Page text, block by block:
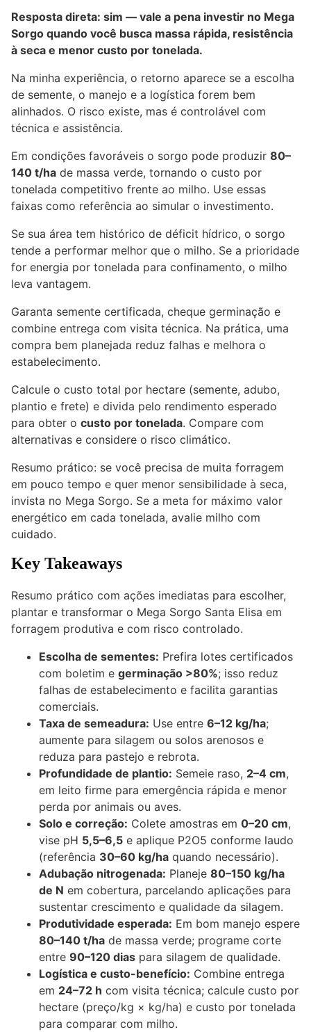
Resposta direta: sim — vale a pena investir no Mega
Sorgo quando você busca massa rápida, resistência
à seca e menor custo por tonelada.
Na minha experiência, o retorno aparece se a escolha
de semente, o manejo e a logística forem bem
alinhados. O risco existe, mas é controlável com
técnica e assistência.
Em condições favoráveis o sorgo pode produzir 80–
140 t/ha de massa verde, tornando o custo por
tonelada competitivo frente ao milho. Use essas
faixas como referência ao simular o investimento.
Se sua área tem histórico de déficit hídrico, o sorgo
tende a performar melhor que o milho. Se a prioridade
for energia por tonelada para confinamento, o milho
leva vantagem.
Garanta semente certificada, cheque germinação e
combine entrega com visita técnica. Na prática, uma
compra bem planejada reduz falhas e melhora o
estabelecimento.
Calcule o custo total por hectare (semente, adubo,
plantio e frete) e divida pelo rendimento esperado
para obter o custo por tonelada. Compare com
alternativas e considere o risco climático.
Resumo prático: se você precisa de muita forragem
em pouco tempo e quer menor sensibilidade à seca,
invista no Mega Sorgo. Se a meta for máximo valor
energético em cada tonelada, avalie milho com
cuidado.
Key Takeaways
Resumo prático com ações imediatas para escolher,
plantar e transformar o Mega Sorgo Santa Elisa em
forragem produtiva e com risco controlado.
Escolha de sementes: Prefira lotes certificados
com boletim e germinação >80%; isso reduz
falhas de estabelecimento e facilita garantias
comerciais.
Taxa de semeadura: Use entre 6–12 kg/ha;
aumente para silagem ou solos arenosos e
reduza para pastejo e rebrota.
Profundidade de plantio: Semeie raso, 2–4 cm,
em leito firme para emergência rápida e menor
perda por animais ou aves.
Solo e correção: Colete amostras em 0–20 cm,
vise pH 5,5–6,5 e aplique P2O5 conforme laudo
(referência 30–60 kg/ha quando necessário).
Adubação nitrogenada: Planeje 80–150 kg/ha
de N em cobertura, parcelando aplicações para
sustentar crescimento e qualidade da silagem.
Produtividade esperada: Em bom manejo espere
80–140 t/ha de massa verde; programe corte
entre 90–120 dias para silagem de qualidade.
Logística e custo-benefício: Combine entrega
em 24–72 h com visita técnica; calcule custo por
hectare (preço/kg × kg/ha) e custo por tonelada
para comparar com milho.